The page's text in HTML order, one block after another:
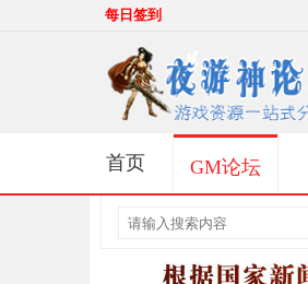
每日签到
首页 GM论坛